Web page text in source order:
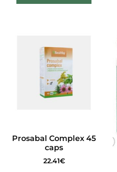
Prosabal Complex 45
caps
22.41€